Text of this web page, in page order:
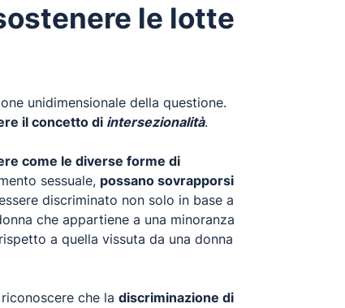
le lotte
unidimensionale della questione.
il concetto di intersezionalità.
come le diverse forme di
sessuale, possano sovrapporsi
discriminato non solo in base a
che appartiene a una minoranza
a quella vissuta da una donna
che la discriminazione di